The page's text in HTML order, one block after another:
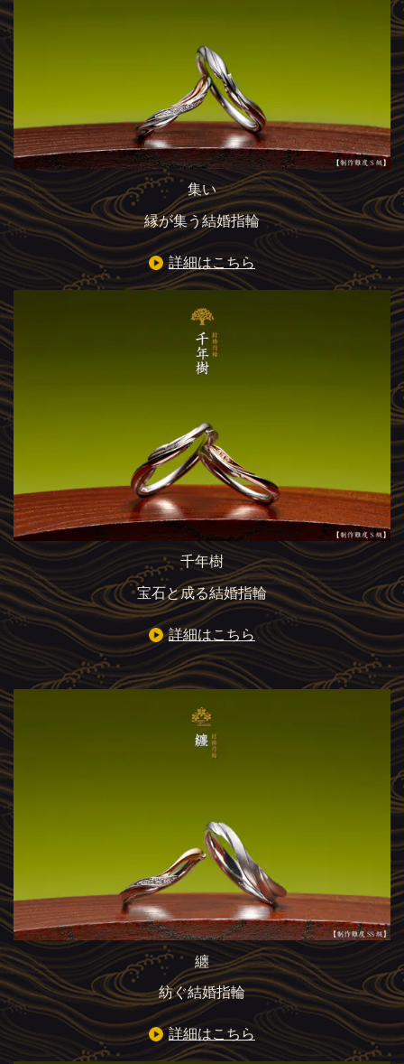
集い
縁が集う結婚指輪
詳細はこちら
千年樹
宝石と成る結婚指輪
詳細はこちら
纏
紡ぐ結婚指輪
詳細はこちら